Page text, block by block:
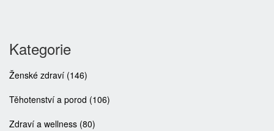
Kategorie
Ženské zdraví (146)
Těhotenství a porod (106)
Zdraví a wellness (80)